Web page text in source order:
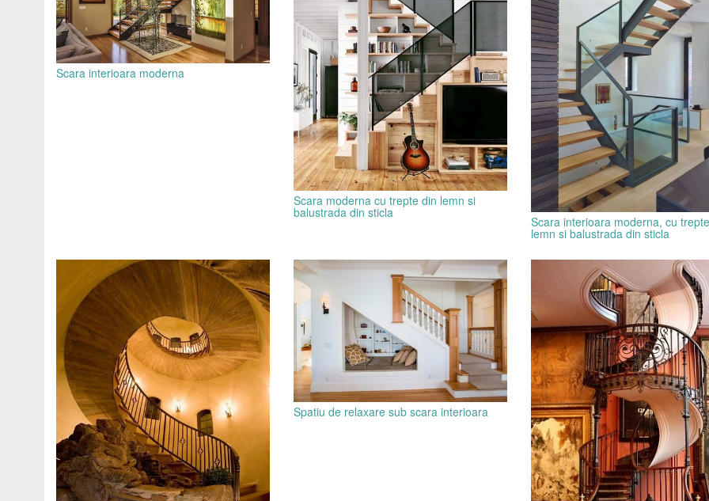
Scara interioara moderna
Scara moderna cu trepte din lemn si
balustrada din sticla
Scara interioara moderna, cu
lemn si balustrada din sticla
Spatiu de relaxare sub scara interioara